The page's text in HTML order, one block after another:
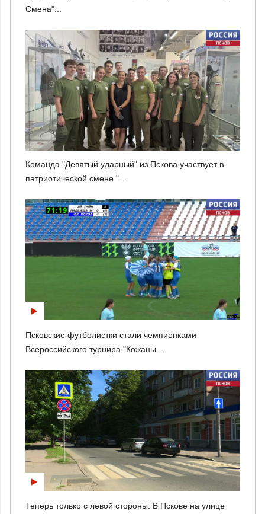
Смена"...
Команда "Девятый ударный" из Пскова участвует в
патриотической смене "...
Псковские футболистки стали чемпионками
Всероссийского турнира "Кожаны...
Теперь только с левой стороны. В Пскове на улице